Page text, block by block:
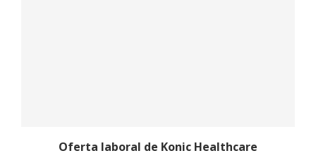
Oferta laboral de Konic Healthcare